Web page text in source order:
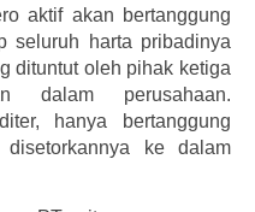
aktif akan bertanggung
seluruh harta pribadinya
dituntut oleh pihak ketiga
dalam perusahaan.
hanya bertanggung
ke dalam